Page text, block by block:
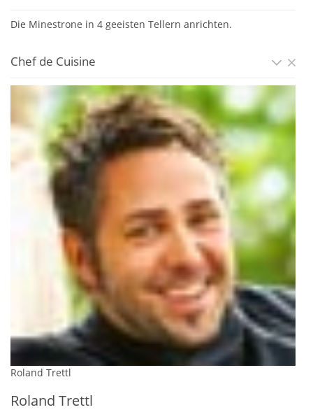
Die Minestrone in 4 geeisten Tellern anrichten.
Chef de Cuisine
Roland Trettl
Roland Trettl